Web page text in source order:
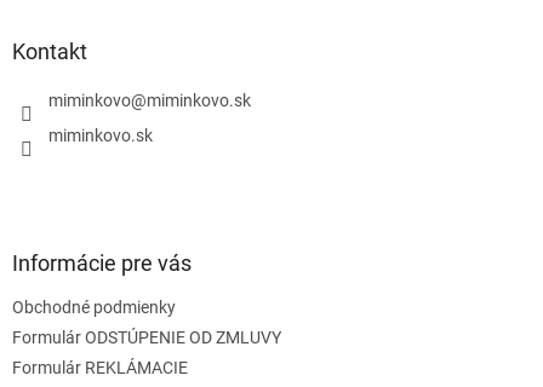
Kontakt
miminkovo@miminkovo.sk
miminkovo.sk
Informácie pre vás
Obchodné podmienky
Formulár ODSTÚPENIE OD ZMLUVY
Formulár REKLÁMACIE